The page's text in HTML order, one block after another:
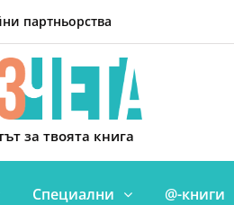
партньорства
за твоята книга
Специални @-книги